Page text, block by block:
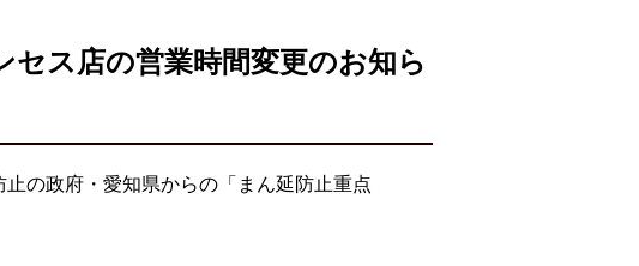
セス店の営業時間変更のお知ら
の政府・愛知県からの「まん延防止重点